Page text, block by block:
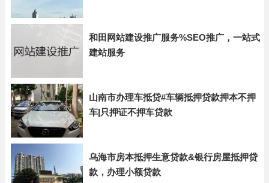
和田网站建设推广服务%SEO推广，一站式
建站服务
山南市办理车抵贷#车辆抵押贷款押本不押
车|只押证不押车贷款
乌海市房本抵押生意贷款&银行房屋抵押贷
款，办理小额贷款